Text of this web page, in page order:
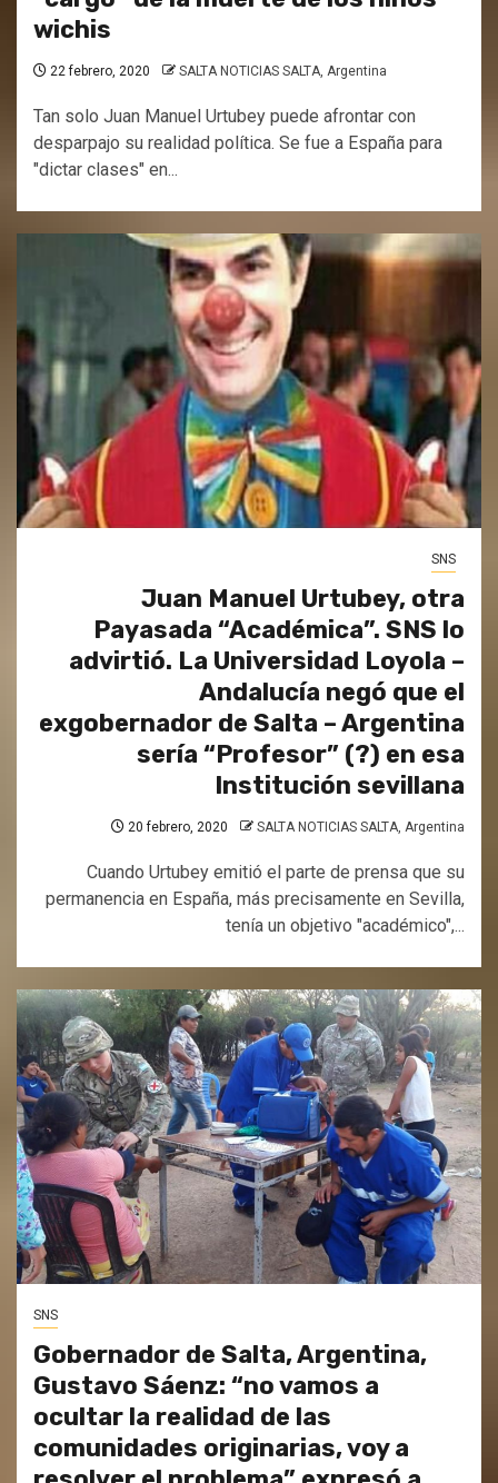
wichis
22 febrero, 2020 SALTA NOTICIAS SALTA, Argentina
Tan solo Juan Manuel Urtubey puede afrontar con
desparpajo su realidad política. Se fue a España para
"dictar clases" en...
SNS
Juan Manuel Urtubey, otra
Payasada “Académica”. SNS lo
advirtió. La Universidad Loyola –
Andalucía negó que el
exgobernador de Salta – Argentina
sería “Profesor” (?) en esa
Institución sevillana
20 febrero, 2020 SALTA NOTICIAS SALTA, Argentina
Cuando Urtubey emitió el parte de prensa que su
permanencia en España, más precisamente en Sevilla,
tenía un objetivo "académico",...
SNS
Gobernador de Salta, Argentina,
Gustavo Sáenz: “no vamos a
ocultar la realidad de las
comunidades originarias, voy a